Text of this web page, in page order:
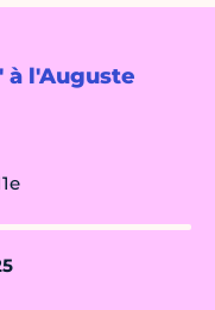
à l'Auguste